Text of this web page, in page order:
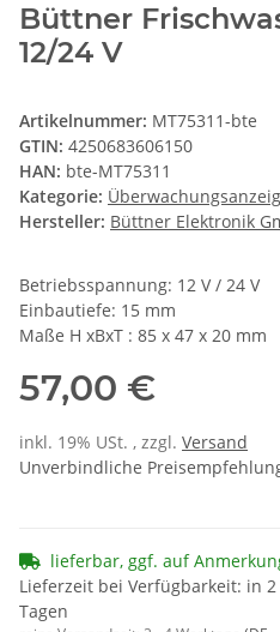
Büttner
12/24 V
Artikelnummer: MT75311-bte
GTIN: 4250683606150
HAN: bte-MT75311
Kategorie:
Hersteller: Büttner Elektronik
Betriebsspannung: 12 V / 24 V
Einbautiefe: 15 mm
Maße H xBxT : 85 x 47 x 20 mm
57,00 €
inkl. 19% USt. , zzgl. Versand
Unverbindliche
lieferbar, ggf. auf
Lieferzeit bei Verfügbarkeit: in 2
Tagen